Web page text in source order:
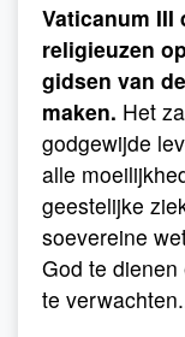
Vaticanum III
religieuzen
gidsen van
maken. Het
godgewijde
alle
geestelijke
soevereine
God te
te